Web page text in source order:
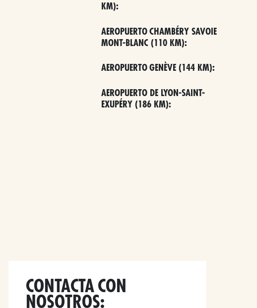
KM):
AEROPUERTO CHAMBÉRY SAVOIE
MONT-BLANC (110 KM):
AEROPUERTO GENÈVE (144 KM):
AEROPUERTO DE LYON-SAINT-
EXUPÉRY (186 KM):
CONTACTA CON
NOSOTROS: